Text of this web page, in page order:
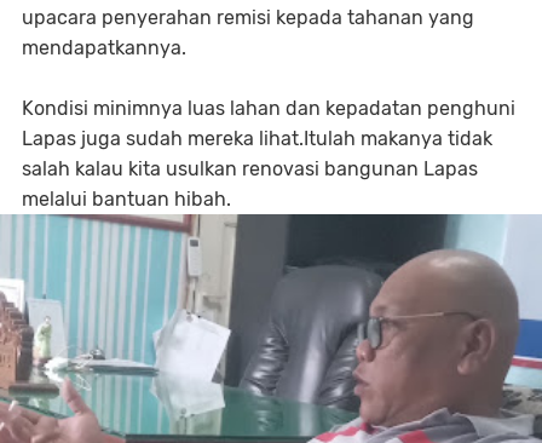
upacara penyerahan remisi kepada tahanan yang
mendapatkannya.
Kondisi minimnya luas lahan dan kepadatan penghuni
Lapas juga sudah mereka lihat.Itulah makanya tidak
salah kalau kita usulkan renovasi bangunan Lapas
melalui bantuan hibah.